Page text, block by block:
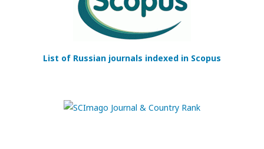
List of Russian journals indexed in Scopus